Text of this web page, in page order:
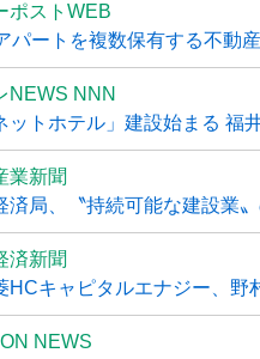
ポストWEB
パートを複数保有する不動
NEWS NNN
ットホテル」建設始まる 福
業新聞
済局、〝持続可能な建設業
済新聞
HCキャピタルエナジー、野
NEWS